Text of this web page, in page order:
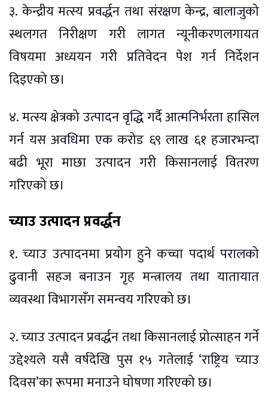
३. केन्द्रीय मत्स्य प्रवर्द्धन तथा संरक्षण केन्द्र, बालाजुको
स्थलगत निरीक्षण गरी लागत न्यूनीकरणलगायत
विषयमा अध्ययन गरी प्रतिवेदन पेश गर्न निर्देशन
दिइएको छ।
४. मत्स्य क्षेत्रको उत्पादन वृद्धि गर्दै आत्मनिर्भरता हासिल
गर्न यस अवधिमा एक करोड ६९ लाख ६१ हजारभन्दा
बढी भूरा माछा उत्पादन गरी किसानलाई वितरण
गरिएको छ।
च्याउ उत्पादन प्रवर्द्धन
१. च्याउ उत्पादनमा प्रयोग हुने कच्चा पदार्थ परालको
ढुवानी सहज बनाउन गृह मन्त्रालय तथा यातायात
व्यवस्था विभागसँग समन्वय गरिएको छ।
२. च्याउ उत्पादन प्रवर्द्धन तथा किसानलाई प्रोत्साहन गर्ने
उद्देश्यले यसै वर्षदेखि पुस १५ गतेलाई ‘राष्ट्रिय च्याउ
दिवस’का रूपमा मनाउने घोषणा गरिएको छ।